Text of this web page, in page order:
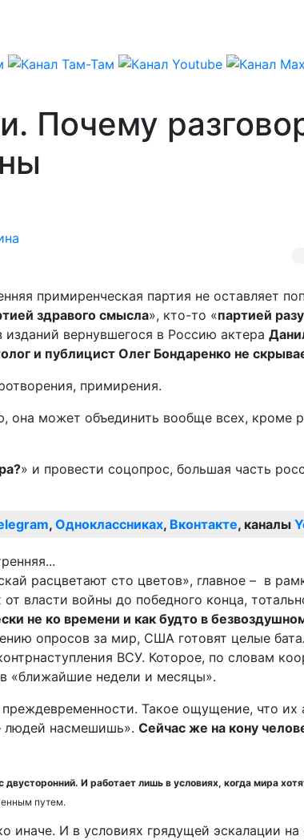
Почему
примиренческая партия не оставляет
здравого смысла», кто-то «партией
вернувшегося в Россию актера
и публицист Олег Бондаренко не
примирения.
она может объединить вообще всех, кроме
» и провести соцопрос, большая часть
, Одноклассниках, Вконтакте, каналы
расцветают сто цветов», главное – в
власти войны до победного конца,
не ко времени и как будто в
опросов за мир, США готовят целые
ВСУ. Которое, по словам
«ближайшие недели и месяцы».
Такое ощущение, что
людей насмешишь». Сейчас же на кону
И работает лишь в условиях, когда мира
путем.
И в условиях грядущей эскалации на